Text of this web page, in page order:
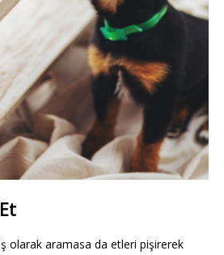
olarak aramasa da etleri pişirerek